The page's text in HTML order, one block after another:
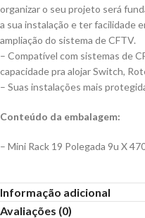
organizar o seu projeto será
a sua instalação e ter facilidade
ampliação do sistema de CFTV.
– Compatível com sistemas de
capacidade pra alojar Switch,
– Suas instalações mais
Conteúdo da embalagem:
– Mini Rack 19 Polegada 9u X
Informação adicional
Avaliações (0)